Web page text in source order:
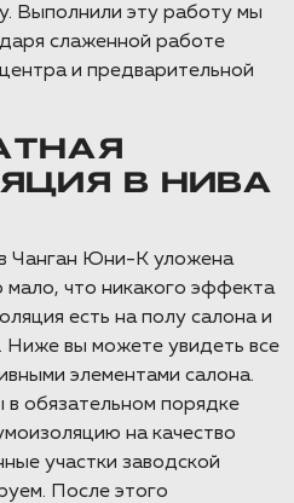
Выполнили эту работу мы
слаженной работе
и предварительной
В НИВА
Чанган Юни-К уложена
мало, что никакого эффекта
есть на полу салона и
Ниже вы можете увидеть все
элементами салона.
обязательном порядке
на качество
участки заводской
После этого